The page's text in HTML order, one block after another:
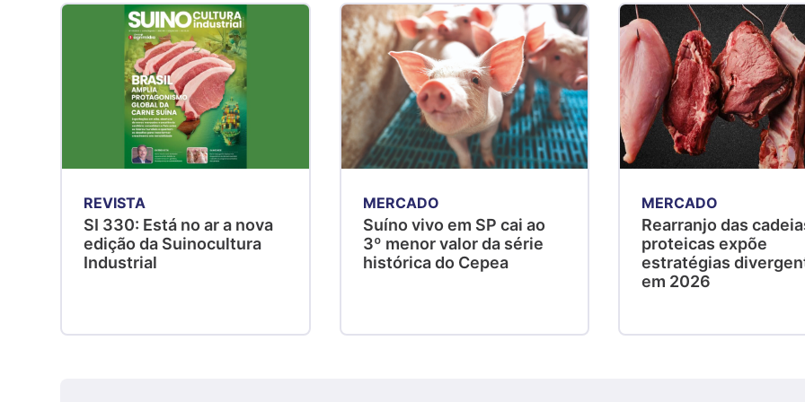
REVISTA
SI 330: Está no ar a nova
edição da Suinocultura
Industrial
MERCADO
Suíno vivo em SP cai ao
3º menor valor da série
histórica do Cepea
MERCADO
Rearranjo das
proteicas expõe
estratégias
em 2026